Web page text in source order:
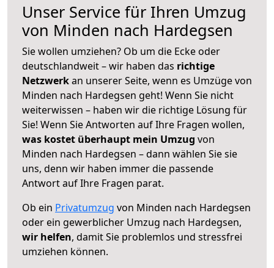
Unser Service für Ihren Umzug
von Minden nach Hardegsen
Sie wollen umziehen? Ob um die Ecke oder
deutschlandweit – wir haben das richtige
Netzwerkan unserer Seite, wenn es Umzüge von
Minden nach Hardegsen geht! Wenn Sie nicht
weiterwissen – haben wir die richtige Lösung für
Sie! Wenn Sie Antworten auf Ihre Fragen wollen,
was kostet überhaupt mein Umzug von
Minden nach Hardegsen – dann wählen Sie sie
uns, denn wir haben immer die passende
Antwort auf Ihre Fragen parat.
Ob ein Privatumzug von Minden nach Hardegsen
oder ein gewerblicher Umzug nach Hardegsen,
wir helfen, damit Sie problemlos und stressfrei
umziehen können.